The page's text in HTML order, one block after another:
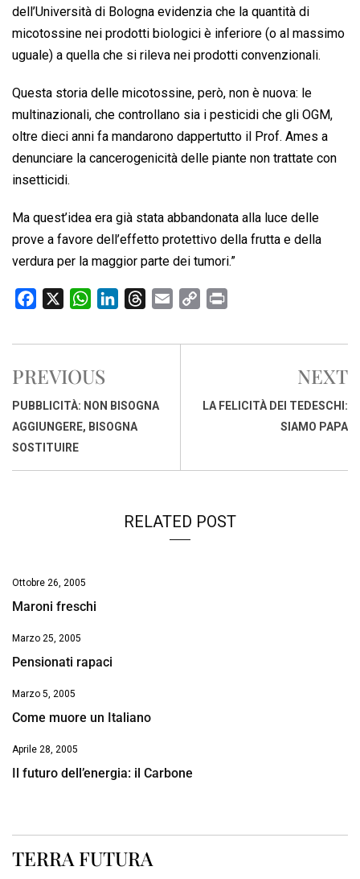
dell’Università di Bologna evidenzia che la quantità di
micotossine nei prodotti biologici è inferiore (o al massimo
uguale) a quella che si rileva nei prodotti convenzionali.
Questa storia delle micotossine, però, non è nuova: le
multinazionali, che controllano sia i pesticidi che gli OGM,
oltre dieci anni fa mandarono dappertutto il Prof. Ames a
denunciare la cancerogenicità delle piante non trattate con
insetticidi.
Ma quest’idea era già stata abbandonata alla luce delle
prove a favore dell’effetto protettivo della frutta e della
verdura per la maggior parte dei tumori.”
c
b
o
o
k
W
a
s
A
p
n
d
I
r
d
a
p
i
PREVIOUS
PUBBLICITÀ: NON BISOGNA
AGGIUNGERE, BISOGNA
SOSTITUIRE
NEXT
LA FELICITÀ DEI TEDESCHI:
SIAMO PAPA
RELATED POST
Ottobre 26, 2005
Maroni freschi
Marzo 25, 2005
Pensionati rapaci
Marzo 5, 2005
Come muore un Italiano
Aprile 28, 2005
Il futuro dell’energia: il Carbone
TERRA FUTURA